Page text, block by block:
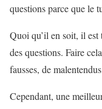
questions parce que le
Quoi qu’il en soit, il est
des questions. Faire
fausses, de
Cependant, une